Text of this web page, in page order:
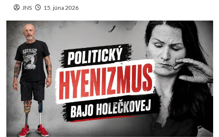
JNS 15. júna 2026